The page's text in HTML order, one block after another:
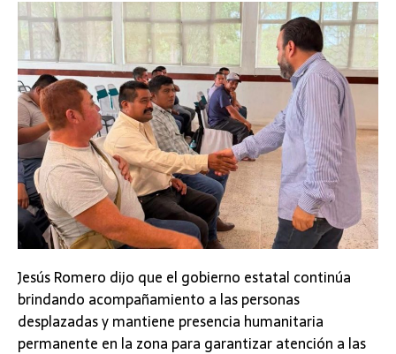
Jesús Romero dijo que el gobierno estatal continúa
brindando acompañamiento a las personas
desplazadas y mantiene presencia humanitaria
permanente en la zona para garantizar atención a las